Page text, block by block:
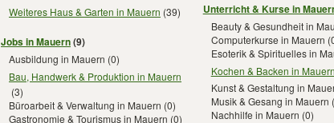
Weiteres Haus & Garten in Mauern (39)
Jobs in Mauern(9)
Ausbildung in Mauern (0)
Bau, Handwerk & Produktion in Mauern
(3)
Büroarbeit & Verwaltung in Mauern (0)
Gastronomie & Tourismus in Mauern (0)
Unterricht & Kurse in
Beauty & Gesundheit in
Computerkurse in Mauern
Esoterik & Spirituelles in
Kochen & Backen in Mauern
Kunst & Gestaltung in
Musik & Gesang in Mauern
Nachhilfe in Mauern (0)